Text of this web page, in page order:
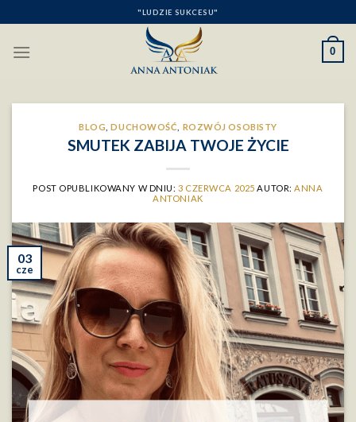
to
content
"LUDZIE SUKCESU"
0
BLOG ,DUCHOWOŚĆ ROZWÓJ OSOBISTY
SMUTEK ZABIJA TWOJE ŻYCIE
POST OPUBLIKOWANY W DNIU: 3 CZERWCA 2025 AUTOR: ANNA
ANTONIAK
03
cze